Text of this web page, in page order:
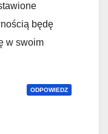
będę
w swoim
ODPOWIEDZ